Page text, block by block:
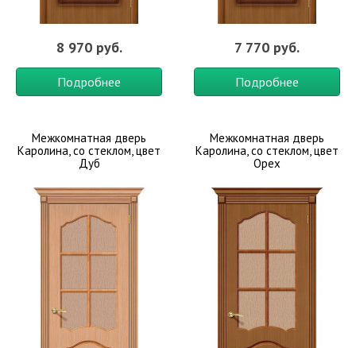
8 970 руб.
Подробнее
7 770 руб.
Подробнее
Межкомнатная дверь
Каролина, со стеклом, цвет
Дуб
Межкомнатная дверь
Каролина, со стеклом, цвет
Орех